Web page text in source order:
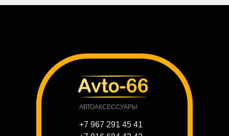
АВТОАКСЕССУАРЫ
+7 967 291 45 41